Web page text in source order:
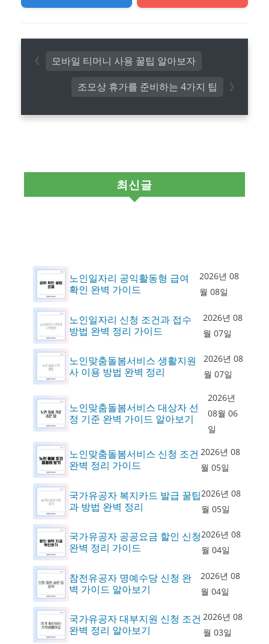
조모상 휴가를 준비하는 4가지 팁
모바일 티머니 사용 꿀팁 알아보자
최신글
노인일자리 공익활동형 급여
확인 완벽 가이드
2026년 08
월 08일
노인일자리 신청 조건과 접수
방법 완벽 정리 가이드
2026년 08
월 07일
노인맞춤돌봄서비스 생활지원
사 이용 방법 완벽 정리
2026년 08
월 07일
노인맞춤돌봄서비스 대상자 선
정 기준 완벽 가이드 알아보기
2026년
08월 06
일
노인맞춤돌봄서비스 신청 조건
완벽 정리 가이드
2026년 08
월 05일
국가유공자 복지카드 발급 꿀팁
과 방법 완벽 정리
2026년 08
월 05일
국가유공자 공공요금 할인 신청
완벽 정리 가이드
2026년 08
월 04일
참전유공자 명예수당 신청 완
벽 가이드 알아보기
2026년 08
월 04일
국가유공자 대부지원 신청 조건
완벽 정리 알아보기
2026년 08
월 03일